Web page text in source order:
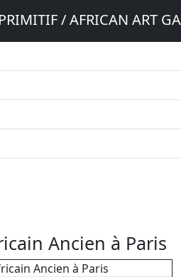
/ AFRICAN ART
Ancien à Paris